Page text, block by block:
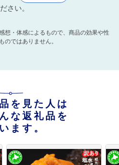
さい。
想・体感によるもので、商品の効果や性
のではありません。
を見た人は
な返礼品を
ます。